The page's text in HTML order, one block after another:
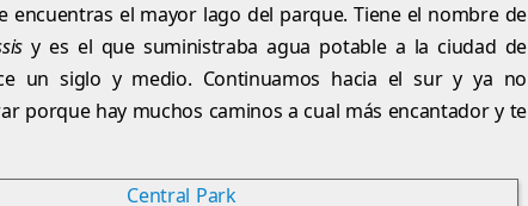
encuentras el mayor lago del parque. Tiene el nombre de
y es el que suministraba agua potable a la ciudad de
un siglo y medio. Continuamos hacia el sur y ya no
porque hay muchos caminos a cual más encantador y te